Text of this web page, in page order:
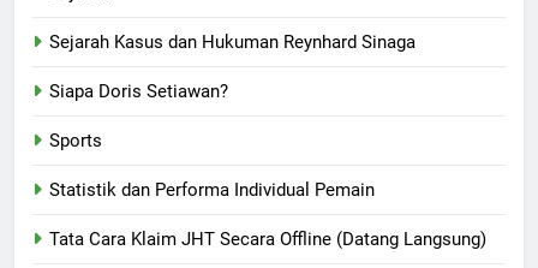
Sejarah Kasus dan Hukuman Reynhard Sinaga
Siapa Doris Setiawan?
Sports
Statistik dan Performa Individual Pemain
Tata Cara Klaim JHT Secara Offline (Datang Langsung)